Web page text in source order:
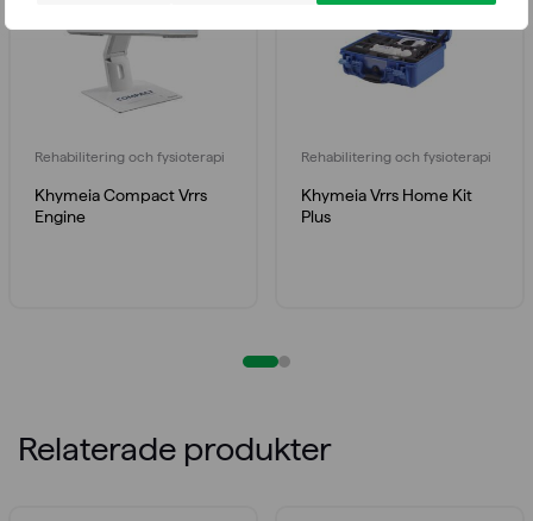
Rehabilitering och fysioterapi
Khymeia Compact Vrrs
Engine
Rehabilitering och fysioterapi
Khymeia Vrrs Home Kit
Plus
Relaterade produkter